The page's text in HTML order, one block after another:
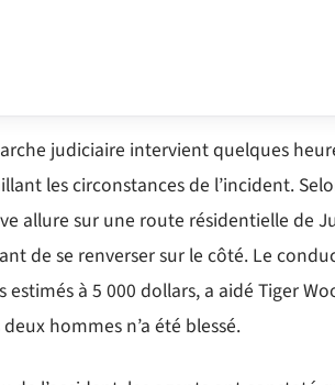
judiciaire intervient quelques
les circonstances de l’incident.
allure sur une route résidentielle de
de se renverser sur le côté. Le
estimés à 5 000 dollars, a aidé Tiger
hommes n’a été blessé.